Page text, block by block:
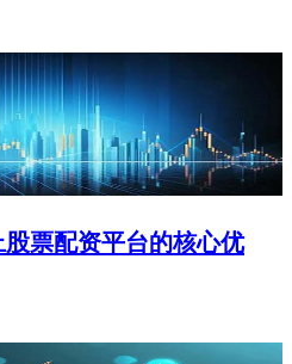
票配资平台的核心优